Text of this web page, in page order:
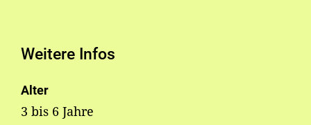
Weitere Infos
Alter
3 bis 6 Jahre